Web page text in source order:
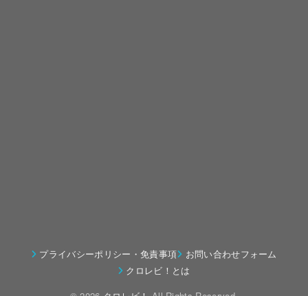
プライバシーポリシー・免責事項
お問い合わせフォーム
クロレビ！とは